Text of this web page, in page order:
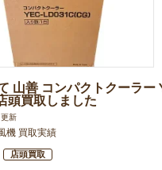
山善 コンパクトクーラー
頭買取しました
新
機 買取実績
店頭買取